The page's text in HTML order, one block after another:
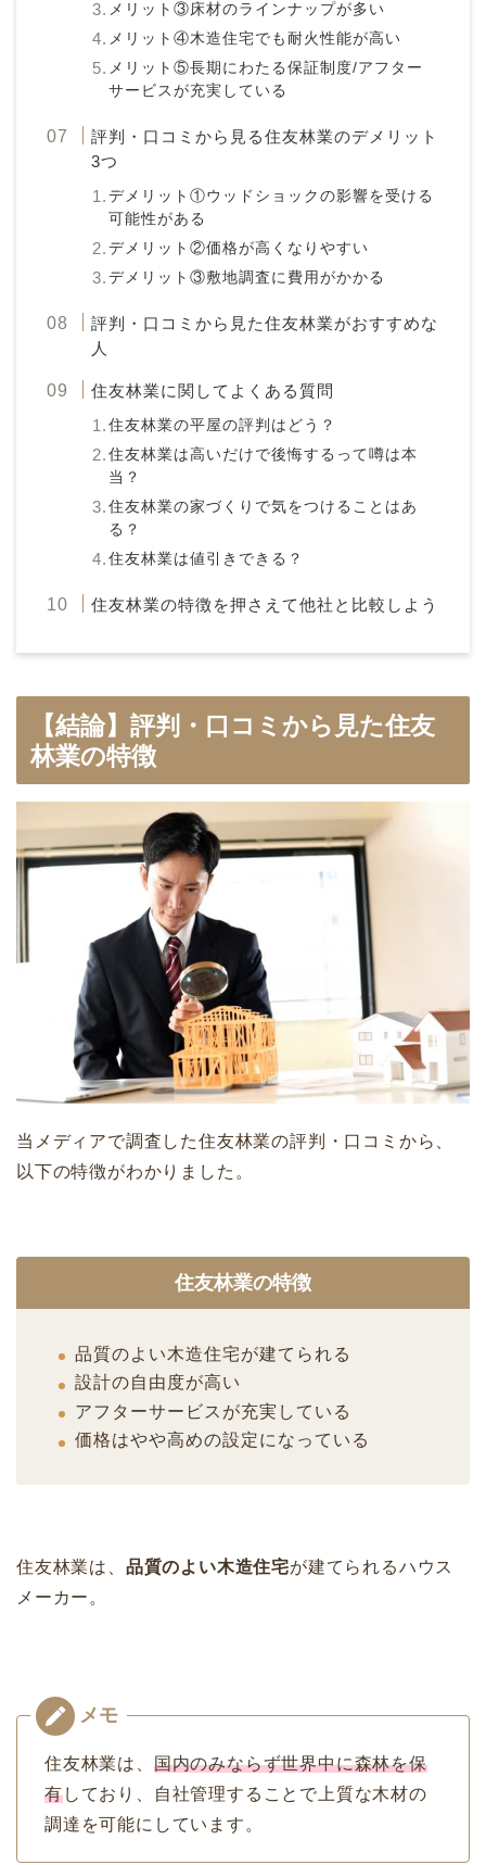
メリット③床材のラインナップが多い
メリット④木造住宅でも耐火性能が高い
メリット⑤長期にわたる保証制度/アフター
サービスが充実している
評判・口コミから見る住友林業のデメリット
3つ
デメリット①ウッドショックの影響を受ける
可能性がある
デメリット②価格が高くなりやすい
デメリット③敷地調査に費用がかかる
評判・口コミから見た住友林業がおすすめな
人
住友林業に関してよくある質問
住友林業の平屋の評判はどう？
住友林業は高いだけで後悔するって噂は本
当？
住友林業の家づくりで気をつけることはあ
る？
住友林業は値引きできる？
住友林業の特徴を押さえて他社と比較しよう
【結論】評判・口コミから見た住友
林業の特徴
当メディアで調査した住友林業の評判・口コミから、
以下の特徴がわかりました。
住友林業の特徴
品質のよい木造住宅が建てられる
設計の自由度が高い
アフターサービスが充実している
価格はやや高めの設定になっている
住友林業は、 品質のよい木造住宅が建てられるハウス
メーカー。
住友林業は、 国内のみならず世界中に森林を保
有しており、自社管理することで上質な木材の
調達を可能にしています。